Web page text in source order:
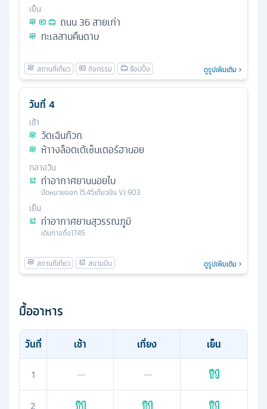
เย็น
ถนน 36 สายเก่า
ทะเลสาบคืนดาบ
ดูรูปเพิ่มเติม
วันที่ 4
เช้า
วัดเฉินก๊วก
ห้าางล็อตเต้เซ็นเตอร์ฮานอย
กลางวัน
ท่าอากาศยานนอยไบ
นัดหมายออก15.45เที่ยวบิน VJ 903
เย็น
ท่าอากาศยานสุวรรณภูมิ
เดินทางถึง17.45
ดูรูปเพิ่มเติม
มื้ออาหาร
วันที่ เช้า เที่ยง
เย็น
1
— —